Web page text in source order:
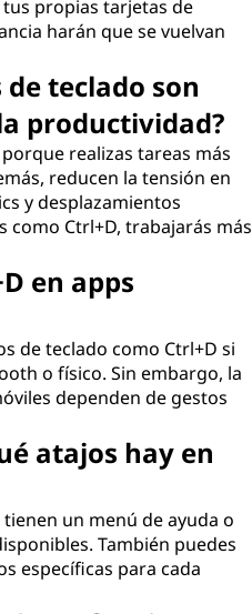
propias tarjetas de
harán que se vuelvan
teclado son
productividad?
realizas tareas más
reducen la tensión en
y desplazamientos
como Ctrl+D, trabajarás más
en apps
de teclado como Ctrl+D si
o físico. Sin embargo, la
dependen de gestos
atajos hay en
un menú de ayuda o
También puedes
específicas para cada